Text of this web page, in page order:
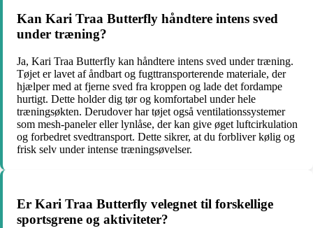
Kan Kari Traa Butterfly håndtere intens sved
under træning?
Ja, Kari Traa Butterfly kan håndtere intens sved under træning.
Tøjet er lavet af åndbart og fugttransporterende materiale, der
hjælper med at fjerne sved fra kroppen og lade det fordampe
hurtigt. Dette holder dig tør og komfortabel under hele
træningsøkten. Derudover har tøjet også ventilationssystemer
som mesh-paneler eller lynlåse, der kan give øget luftcirkulation
og forbedret svedtransport. Dette sikrer, at du forbliver kølig og
frisk selv under intense træningsøvelser.
Er Kari Traa Butterfly velegnet til forskellige
sportsgrene og aktiviteter?